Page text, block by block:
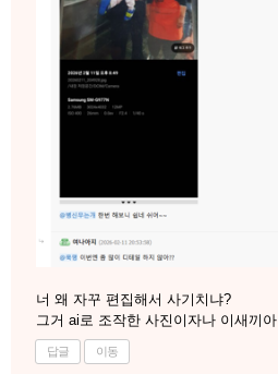
너 왜 자꾸 편집해서 사기치냐?
그거 ai로 조작한 사진이자나 이새끼아
답글 이동